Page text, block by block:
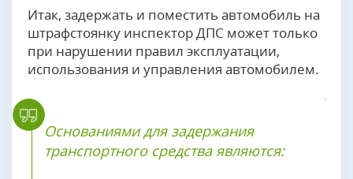
Итак, задержать и поместить автомобиль на
штрафстоянку инспектор ДПС может только
при нарушении правил эксплуатации,
использования и управления автомобилем.
Основаниями для задержания
транспортного средства являются: